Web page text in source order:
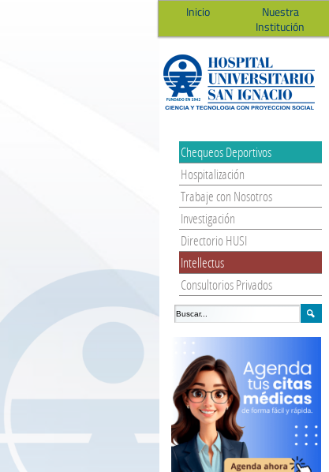
Inicio
Nuestra
Institución
Chequeos Deportivos
Hospitalización
Trabaje con Nosotros
Investigación
Directorio HUSI
Intellectus
Consultorios Privados